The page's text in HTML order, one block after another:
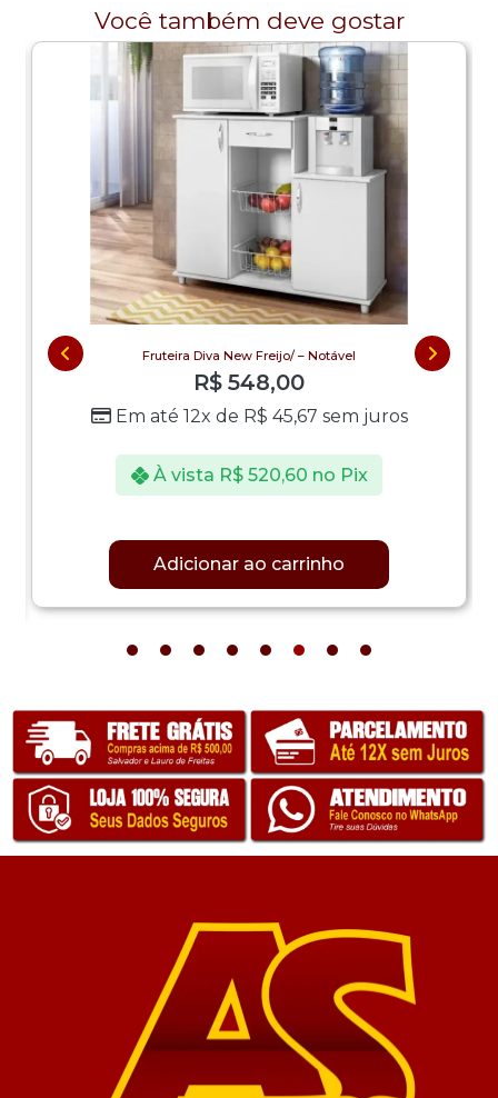
Você também deve gostar
Fruteira Diva New Freijo/ – Notável
R$ 548,00
Em até 12x de R$ 45,67 sem juros
À vista R$520,60 no Pix
Adicionar ao carrinho